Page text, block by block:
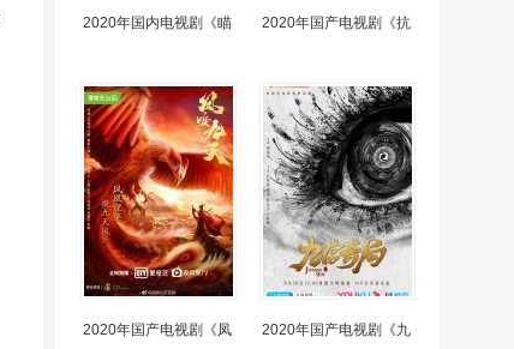
2020年国内电视剧《瞄 2020年国产电视剧《抗
2020年国产电视剧《凤 2020年国产电视剧《九